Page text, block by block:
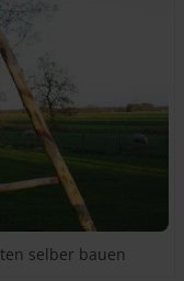
selber bauen